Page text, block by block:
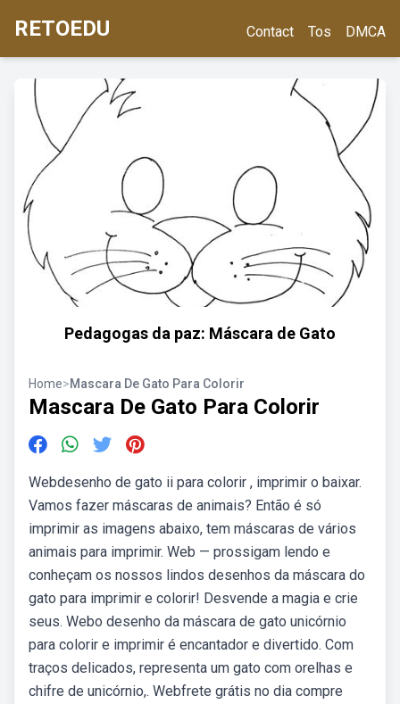
RETOEDU Contact Tos DMCA
Pedagogas da paz: Máscara de Gato
Home>Mascara De Gato Para Colorir
Mascara De Gato Para Colorir
Webdesenho de gato ii para colorir , imprimir o baixar.
Vamos fazer máscaras de animais? Então é só
imprimir as imagens abaixo, tem máscaras de vários
animais para imprimir. Web — prossigam lendo e
conheçam os nossos lindos desenhos da máscara do
gato para imprimir e colorir! Desvende a magia e crie
seus. Webo desenho da máscara de gato unicórnio
para colorir e imprimir é encantador e divertido. Com
traços delicados, representa um gato com orelhas e
chifre de unicórnio,. Webfrete grátis no dia compre